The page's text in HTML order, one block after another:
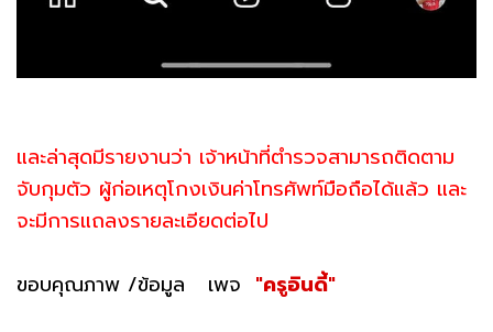
และล่าสุดมีรายงานว่า เจ้าหน้าที่ตำรวจสามารถติดตาม
จับกุมตัว ผู้ก่อเหตุโกงเงินค่าโทรศัพท์มือถือได้แล้ว และ
จะมีการแถลงรายละเอียดต่อไป
ขอบคุณภาพ /ข้อมูล เพจ "ครูอินดี้"